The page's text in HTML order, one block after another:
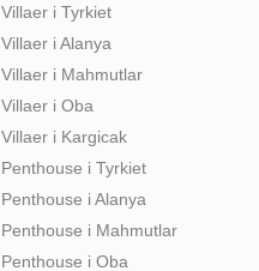
Villaer i Tyrkiet
Villaer i Alanya
Villaer i Mahmutlar
Villaer i Oba
Villaer i Kargicak
Penthouse i Tyrkiet
Penthouse i Alanya
Penthouse i Mahmutlar
Penthouse i Oba